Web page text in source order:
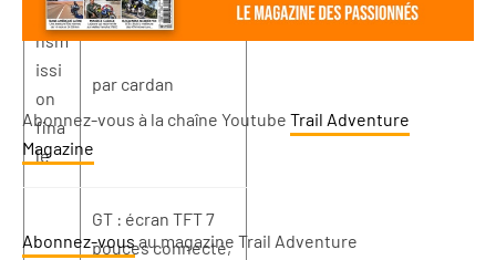
Tra
nsm
issi
on
fina
le
par cardan
GT : écran TFT 7
pouces connecté,
Abonnez-vous à la chaîne Youtube Trail Adventure
Magazine
Abonnez-vousau magazine Trail Adventure